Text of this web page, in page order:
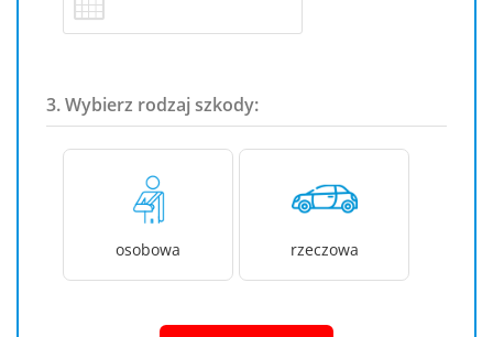
3. Wybierz rodzaj szkody:
osobowa rzeczowa